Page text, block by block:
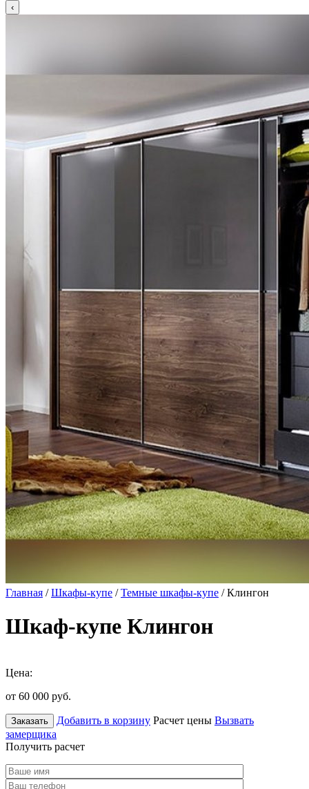
Главная /Шкафы-купе /Темные шкафы-купе / Клингон
Шкаф-купе Клингон
Цена:
от 60 000 руб.
Заказать Добавить в корзину Расчет цены Вызвать
замерщика
Получить расчет